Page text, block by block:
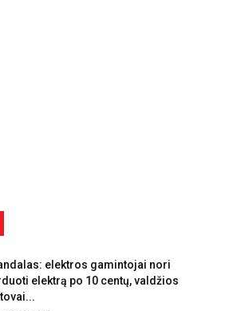
elektros gamintojai nori
elektrą po 10 centų, valdžios